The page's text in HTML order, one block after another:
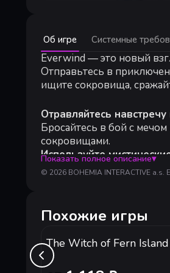
Об игре Системные
Everwind — это новый
Отправьтесь в
ищите сокровища,
Отравляйтесь
Бросайтесь в бой с
сокровищами.
Используйте
Используйте целый ряд
Ваш остров. Ваш
Поднимитесь на борт
больше, чем просто
Одна голова хорошо, а
Показать полное описание▾
© 2026 BOHEMIA INTERACTIVE a.s.
Минимальные:
Минимальные:
64-разрядные процессор и
ОС:64-bit Windows 10/11
Процессор:Intel Core i5-8400
Оперативная память: 12 GB ОЗУ
DirectX:версии 12
Сеть:Широкополосное
Место на диске:5 GB
Дополнительно: Hardware
Похожие игры
The Witch of Fern Island